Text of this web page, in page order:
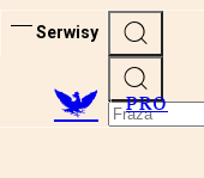
Serwisy
PRO